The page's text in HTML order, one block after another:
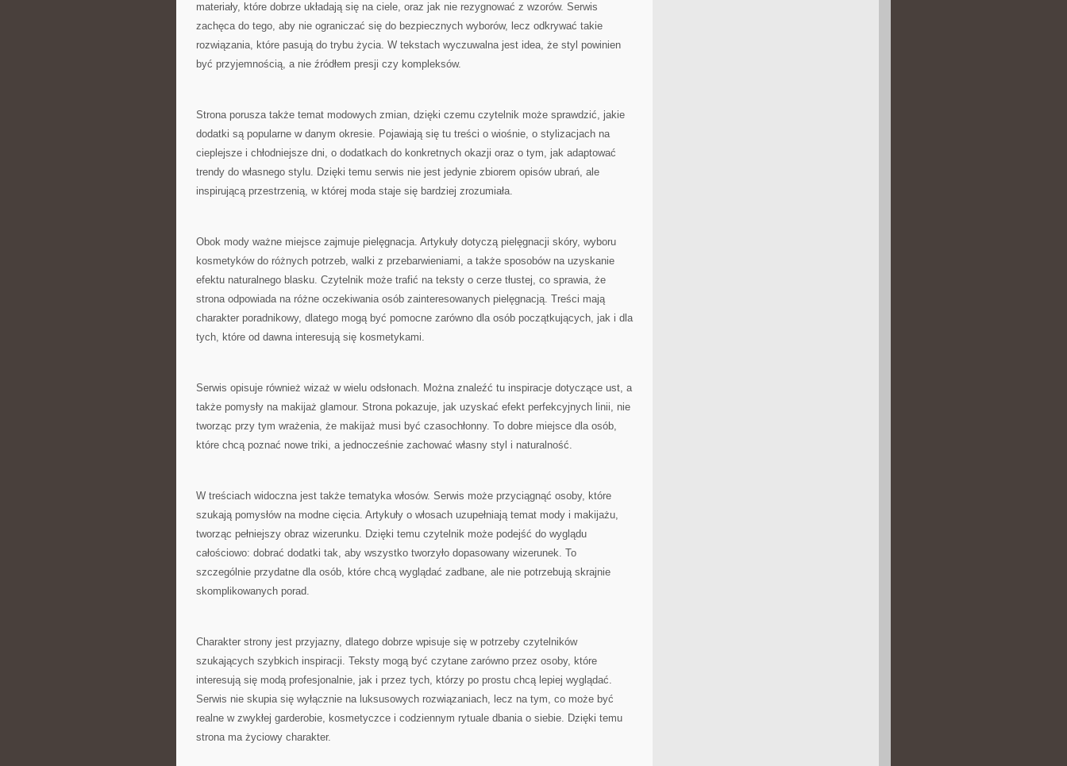
materiały, które dobrze układają się na ciele, oraz jak nie rezygnować z wzorów. Serwis
zachęca do tego, aby nie ograniczać się do bezpiecznych wyborów, lecz odkrywać takie
rozwiązania, które pasują do trybu życia. W tekstach wyczuwalna jest idea, że styl powinien
być przyjemnością, a nie źródłem presji czy kompleksów.
Strona porusza także temat modowych zmian, dzięki czemu czytelnik może sprawdzić, jakie
dodatki są popularne w danym okresie. Pojawiają się tu treści o wiośnie, o stylizacjach na
cieplejsze i chłodniejsze dni, o dodatkach do konkretnych okazji oraz o tym, jak adaptować
trendy do własnego stylu. Dzięki temu serwis nie jest jedynie zbiorem opisów ubrań, ale
inspirującą przestrzenią, w której moda staje się bardziej zrozumiała.
Obok mody ważne miejsce zajmuje pielęgnacja. Artykuły dotyczą pielęgnacji skóry, wyboru
kosmetyków do różnych potrzeb, walki z przebarwieniami, a także sposobów na uzyskanie
efektu naturalnego blasku. Czytelnik może trafić na teksty o cerze tłustej, co sprawia, że
strona odpowiada na różne oczekiwania osób zainteresowanych pielęgnacją. Treści mają
charakter poradnikowy, dlatego mogą być pomocne zarówno dla osób początkujących, jak i dla
tych, które od dawna interesują się kosmetykami.
Serwis opisuje również wizaż w wielu odsłonach. Można znaleźć tu inspiracje dotyczące ust, a
także pomysły na makijaż glamour. Strona pokazuje, jak uzyskać efekt perfekcyjnych linii, nie
tworząc przy tym wrażenia, że makijaż musi być czasochłonny. To dobre miejsce dla osób,
które chcą poznać nowe triki, a jednocześnie zachować własny styl i naturalność.
W treściach widoczna jest także tematyka włosów. Serwis może przyciągnąć osoby, które
szukają pomysłów na modne cięcia. Artykuły o włosach uzupełniają temat mody i makijażu,
tworząc pełniejszy obraz wizerunku. Dzięki temu czytelnik może podejść do wyglądu
całościowo: dobrać dodatki tak, aby wszystko tworzyło dopasowany wizerunek. To
szczególnie przydatne dla osób, które chcą wyglądać zadbane, ale nie potrzebują skrajnie
skomplikowanych porad.
Charakter strony jest przyjazny, dlatego dobrze wpisuje się w potrzeby czytelników
szukających szybkich inspiracji. Teksty mogą być czytane zarówno przez osoby, które
interesują się modą profesjonalnie, jak i przez tych, którzy po prostu chcą lepiej wyglądać.
Serwis nie skupia się wyłącznie na luksusowych rozwiązaniach, lecz na tym, co może być
realne w zwykłej garderobie, kosmetyczce i codziennym rytuale dbania o siebie. Dzięki temu
strona ma życiowy charakter.